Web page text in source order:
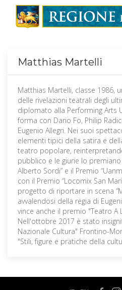
Matthias Martelli
Matthias Martelli, classe 1986,
delle rivelazioni teatrali degli
diplomato alla Performing Arts
forma con Dario Fo, Philip
Eugenio Allegri. Nei suoi
elementi tipici della satira e
teatro popolare,
pubblico e le giurie lo
Alberto Sordi” e il Premio
con il Premio “Locomix San
progetto di riportare in scena
avvalendosi della regia di
vince anche il premio "Teatro A
Nell'ottobre 2017 è stato
Nazionale Cultura" Frontino-
"Stili, figure e pratiche della